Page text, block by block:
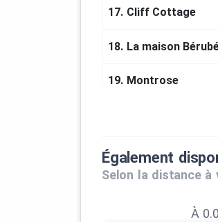
17. Cliff Cottage
18. La maison
19. Montrose
Également
Selon la distance à
À